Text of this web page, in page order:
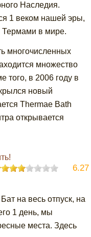
Наследия.
1 веком нашей эры,
Термами в мире.
многочисленных
множество
того, в 2006 году в
новый
Thermae Bath
открывается
6.27
на весь отпуск, на
1 день, мы
места. Здесь